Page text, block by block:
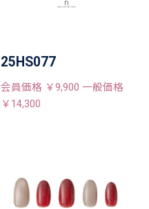
25HS077
会員価格 ￥9,900 一般価格
￥14,300